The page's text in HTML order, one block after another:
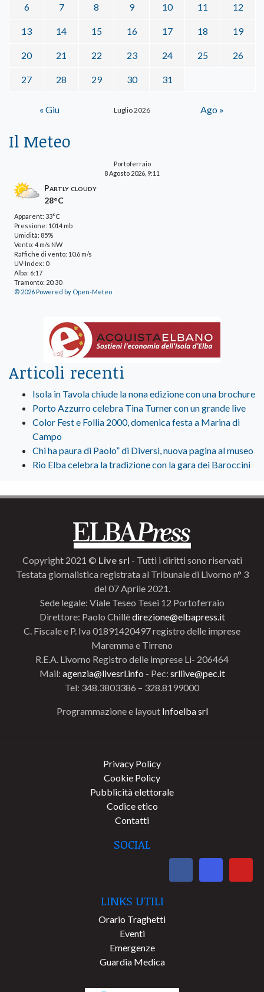
Luglio 2026
6 7 8 9 10 11 12
13 14 15 16 17 18 19
20 21 22 23 24 25 26
27 28 29 30 31
« Giu Ago »
Il Meteo
Portoferraio
8 Agosto 2026, 9:11
Partly cloudy
28°C
Apparent: 33°C
Pressione: 1014 mb
Umidità: 85%
Vento: 4 m/s NW
Raffiche di vento: 10.6 m/s
UV-Index: 0
Alba: 6:17
Tramonto: 20:30
© 2026 Powered by Open-Meteo
Articoli recenti
Isola in Tavola chiude la nona edizione con una brochure
Porto Azzurro celebra Tina Turner con un grande live
Color Fest e Follia 2000, domenica festa a Marina di
Campo
Chi ha paura di Paolo” di Diversi, nuova pagina al museo
Rio Elba celebra la tradizione con la gara dei Baroccini
Copyright 2021 © Live srl - Tutti i diritti sono riservati
Testata giornalistica registrata al Tribunale di Livorno n° 3
del 07 Aprile 2021.
Sede legale: Viale Teseo Tesei 12 Portoferraio
Direttore: Paolo Chillèdirezione@elbapress.it
C. Fiscale e P. Iva 01891420497 registro delle imprese
Maremma e Tirreno
R.E.A. Livorno Registro delle imprese Li- 206464
Mail: agenzia@livesrl.info - Pec: srllive@pec.it
Tel: 348.3803386 – 328.8199000
Programmazione e layout Infoelba srl
Privacy Policy
Cookie Policy
Pubblicità elettorale
Codice etico
Contatti
SOCIAL
LINKS UTILI
Orario Traghetti
Eventi
Emergenze
Guardia Medica